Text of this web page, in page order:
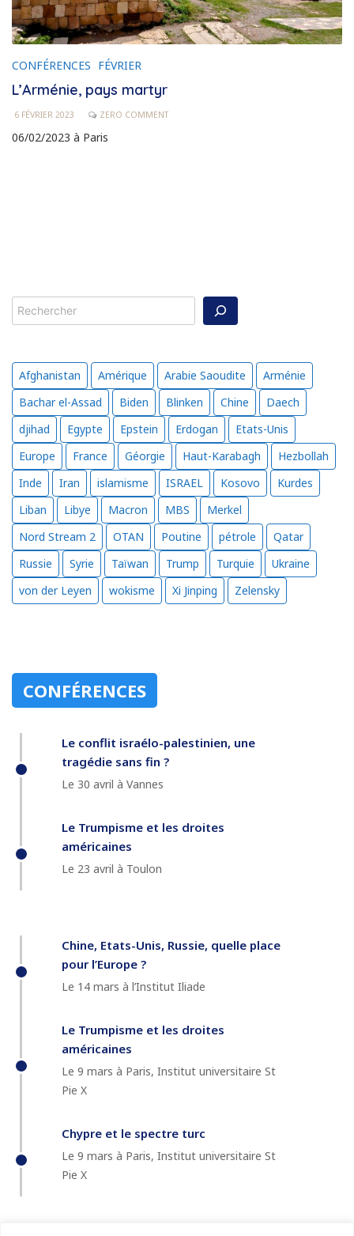
CONFÉRENCES FÉVRIER
L’Arménie, pays martyr
6 FÉVRIER 2023 ZERO COMMENT
06/02/2023 à Paris
Rechercher
Afghanistan Amérique Arabie Saoudite
Arménie
Bachar el-Assad
Biden Blinken Chine
Daech
djihad
Egypte Epstein Erdogan
Etats-Unis
Europe
France Géorgie Haut-Karabagh
Hezbollah
Inde
Iran islamisme ISRAEL Kosovo
Kurdes
Liban
Libye Macron MBS
Merkel
Nord Stream 2
OTAN Poutine pétrole
Qatar
Russie
Syrie Taïwan Trump Turquie
Ukraine
von der Leyen
wokisme Xi Jinping Zelensky
CONFÉRENCES
Le conflit israélo-palestinien, une
tragédie sans fin ?
Le 30 avril à Vannes
Le Trumpisme et les droites
américaines
Le 23 avril à Toulon
Chine, Etats-Unis, Russie, quelle place
pour l’Europe ?
Le 14 mars à l’Institut Iliade
Le Trumpisme et les droites
américaines
Le 9 mars à Paris, Institut universitaire St
Pie X
Chypre et le spectre turc
Le 9 mars à Paris, Institut universitaire St
Pie X